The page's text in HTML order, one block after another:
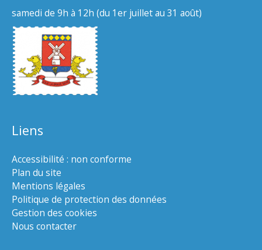
samedi de 9h à 12h (du 1er juillet au 31 août)
Liens
Accessibilité : non conforme
Plan du site
Mentions légales
Politique de protection des données
Gestion des cookies
Nous contacter